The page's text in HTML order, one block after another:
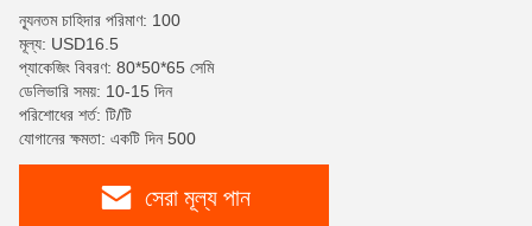
ন্যূনতম চাহিদার পরিমাণ: 100
মূল্য: USD16.5
প্যাকেজিং বিবরণ: 80*50*65 সেমি
ডেলিভারি সময়: 10-15 দিন
পরিশোধের শর্ত: টি/টি
যোগানের ক্ষমতা: একটি দিন 500
সেরা মূল্য পান